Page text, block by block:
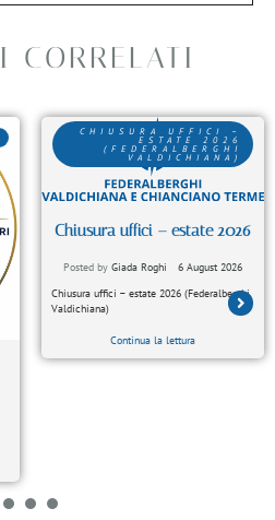
CORRELATI
CHIUSURA UFFICI –
ESTATE 2026
(FEDERALBERGHI
VALDICHIANA)
Chiusura uffici – estate 2026
Posted by Giada Roghi
6 August 2026
Chiusura uffici – estate 2026 (Federalberghi
Valdichiana)
Continua la lettura